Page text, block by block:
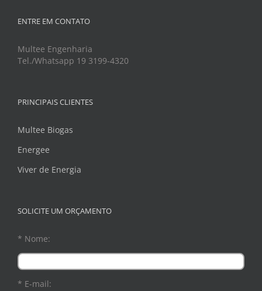
ENTRE EM CONTATO
Multee Engenharia
Tel./Whatsapp 19 3199-4320
PRINCIPAIS CLIENTES
Multee Biogas
Energee
Viver de Energia
SOLICITE UM ORÇAMENTO
* Nome:
* E-mail: